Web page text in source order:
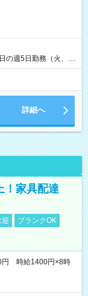
の週5日勤務（火、水
暇有り！） ・ワンシ
詳細へ
！家具配達
迎
ブランクOK
円 時給1400円×8時